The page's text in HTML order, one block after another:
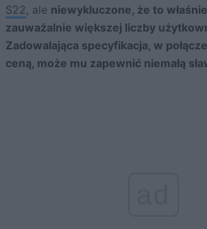
S22 , ale niewykluczone, że to
zauważalnie większej liczby
Zadowalająca specyfikacja, w
ceną, może mu zapewnić niemałą